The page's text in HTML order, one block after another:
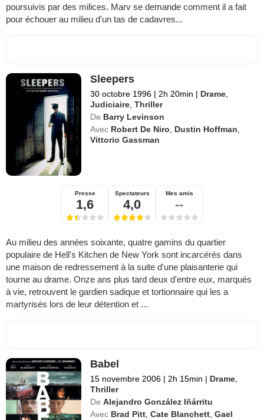
poursuivis par des milices. Marv se demande comment il a fait
pour échouer au milieu d'un tas de cadavres...
Sleepers
30 octobre 1996 | 2h 20min | Drame
Judiciaire ,Thriller
De Barry Levinson
Avec Robert De Niro Dustin Hoffman
Vittorio Gassman
Presse
1,6
Spectateurs
4,0
Mes amis
--
Au milieu des années soixante, quatre gamins du quartier
populaire de Hell's Kitchen de New York sont incarcérés dans
une maison de redressement à la suite d'une plaisanterie qui
tourne au drame. Onze ans plus tard deux d'entre eux, marqués
à vie, retrouvent le gardien sadique et tortionnaire qui les a
martyrisés lors de leur détention et ...
Babel
15 novembre 2006 | 2h 15min | Drame
Thriller
De Alejandro González Iñárritu
Avec Brad Pitt ,Cate Blanchett ,Gael